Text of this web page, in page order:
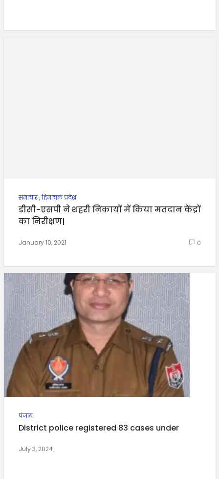
समाचार,हिमाचल प्रदेश
डीसी-एसपी ने शहरी निकायों में किया मतदान केंद्रों
का निरीक्षण|
January 10, 2021 0
पंजाब
District police registered 83 cases under
July 3, 2024